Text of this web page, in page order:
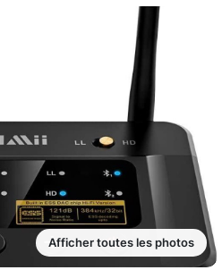
Afficher toutes les photos